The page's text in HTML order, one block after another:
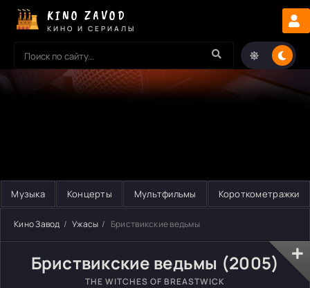
KINO ZAVOD
КИНО И СЕРИАЛЫ
Музыка Концерты Мультфильмы Короткометражки
Кино Завод Ужасы Бриствикские ведьмы
Бриствикские ведьмы (2005)
THE WITCHES OF BREASTWICK